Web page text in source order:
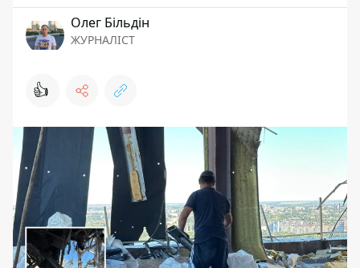
Олег Більдін
ЖУРНАЛІСТ
👍